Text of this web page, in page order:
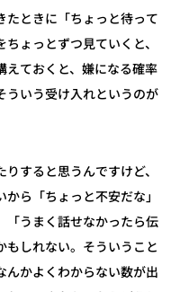
たときに「ちょっと待って
ょっとずつ見ていくと、
えておくと、嫌になる確率
ういう受け入れというのが
すると思うんですけど、
ら「ちょっと不安だな」
「うまく話せなかったら伝
しれない。そういうこと
んかよくわからない数が出